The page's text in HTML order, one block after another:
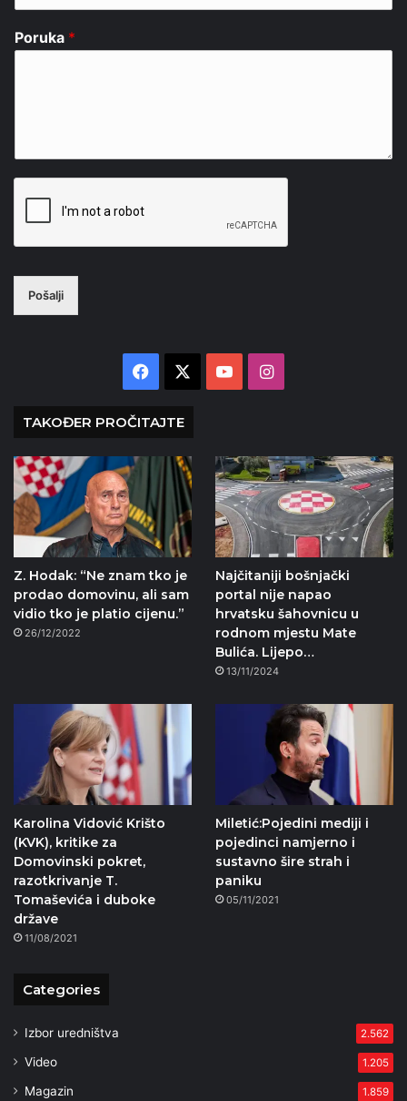
Poruka *
Pošalji
Facebook YouTubeInstagram
TAKOĐER PROČITAJTE
Z. Hodak: “Ne znam tko je
prodao domovinu, ali sam
vidio tko je platio cijenu.”
26/12/2022
Najčitaniji bošnjački
portal nije napao
hrvatsku šahovnicu u
rodnom mjestu Mate
Bulića. Lijepo…
13/11/2024
Karolina Vidović Krišto
(KVK), kritike za
Domovinski pokret,
razotkrivanje T.
Tomaševića i duboke
države
11/08/2021
Miletić:Pojedini mediji i
pojedinci namjerno i
sustavno šire strah i
paniku
05/11/2021
Categories
Izbor uredništva 2.562
Video 1.205
Magazin 1.859